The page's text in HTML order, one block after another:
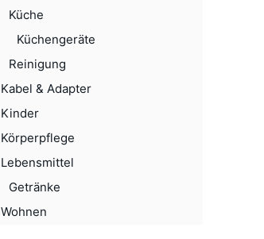
Küche
Küchengeräte
Reinigung
Kabel & Adapter
Kinder
Körperpflege
Lebensmittel
Getränke
Wohnen